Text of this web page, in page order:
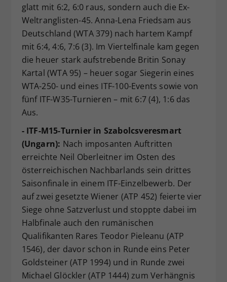
glatt mit 6:2, 6:0 raus, sondern auch die Ex-
Weltranglisten-45. Anna-Lena Friedsam aus
Deutschland (WTA 379) nach hartem Kampf
mit 6:4, 4:6, 7:6 (3). Im Viertelfinale kam gegen
die heuer stark aufstrebende Britin Sonay
Kartal (WTA 95) – heuer sogar Siegerin eines
WTA-250- und eines ITF-100-Events sowie von
fünf ITF-W35-Turnieren – mit 6:7 (4), 1:6 das
Aus.
- ITF-M15-Turnier in Szabolcsveresmart
(Ungarn): Nach imposanten Auftritten
erreichte Neil Oberleitner im Osten des
österreichischen Nachbarlands sein drittes
Saisonfinale in einem ITF-Einzelbewerb. Der
auf zwei gesetzte Wiener (ATP 452) feierte vier
Siege ohne Satzverlust und stoppte dabei im
Halbfinale auch den rumänischen
Qualifikanten Rares Teodor Pieleanu (ATP
1546), der davor schon in Runde eins Peter
Goldsteiner (ATP 1994) und in Runde zwei
Michael Glöckler (ATP 1444) zum Verhängnis